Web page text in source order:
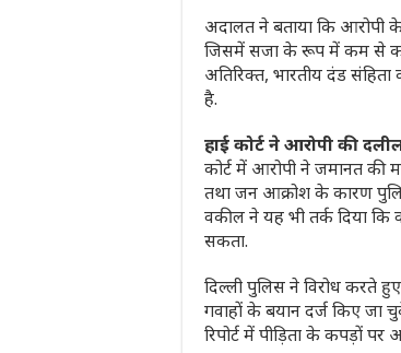
अदालत ने बताया कि आरोपी
जिसमें सजा के रूप में कम से
अतिरिक्त, भारतीय दंड
है.
हाई कोर्ट ने आरोपी की
कोर्ट में आरोपी ने जमानत की
तथा जन आक्रोश के कारण
वकील ने यह भी तर्क दिया
सकता.
दिल्ली पुलिस ने विरोध करते
गवाहों के बयान दर्ज किए
रिपोर्ट में पीड़िता के कपड़ों पर